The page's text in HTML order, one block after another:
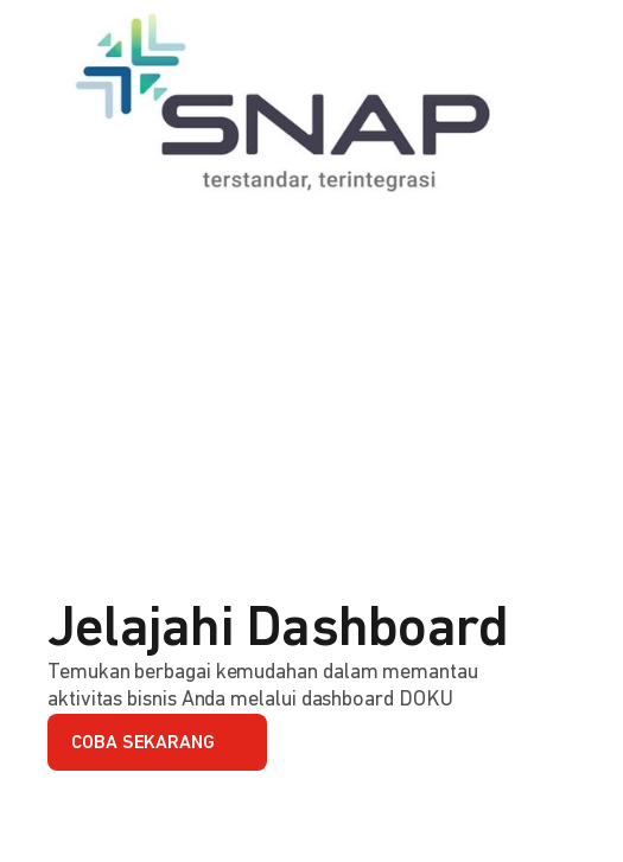
Jelajahi Dashboard
Temukan berbagai kemudahan dalam memantau
aktivitas bisnis Anda melalui dashboard DOKU
COBA SEKARANG